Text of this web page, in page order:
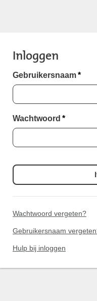
Inloggen
Gebruikersnaam*
Wachtwoord *
Wachtwoord vergeten?
Gebruikersnaam
Hulp bij inloggen